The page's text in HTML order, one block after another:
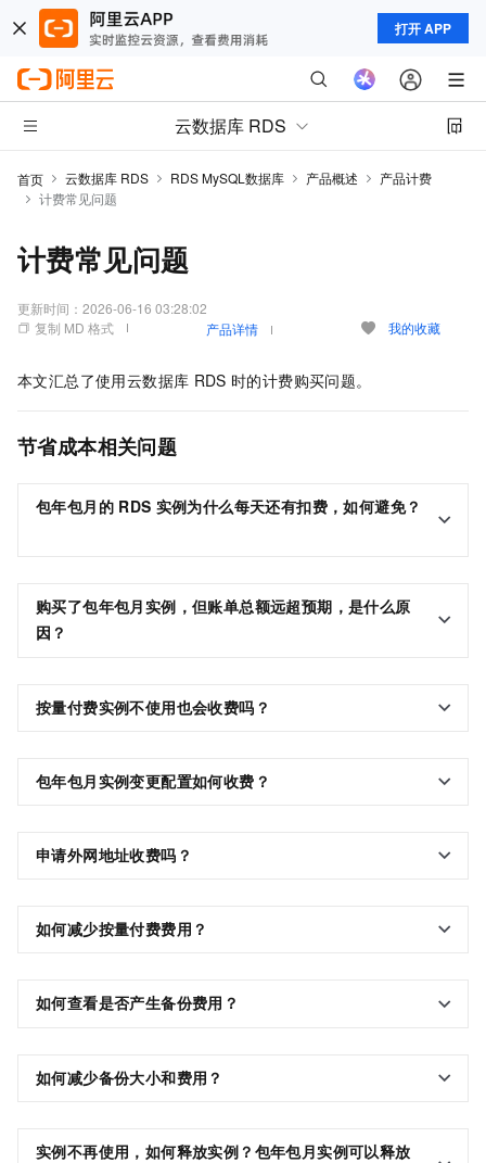
打开 APP
云数据库 RDS
首页 云数据库 RDS RDS MySQL数据库 产品概述
产品计费
计费常见问题
计费常见问题
更新时间： 2026-06-16 03:28:02
复制 MD 格式
产品详情 我的收藏
本文汇总了使用云数据库 RDS 时的计费购买问题。
节省成本相关问题
包年包月的 RDS 实例为什么每天还有扣费，如何避免？
购买了包年包月实例，但账单总额远超预期，是什么原
因？
按量付费实例不使用也会收费吗？
包年包月实例变更配置如何收费？
申请外网地址收费吗？
如何减少按量付费费用？
如何查看是否产生备份费用？
如何减少备份大小和费用？
实例不再使用，如何释放实例？ 包年包月实例可以释放